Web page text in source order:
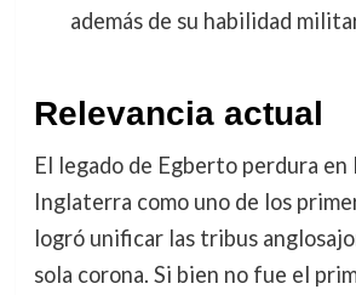
además de su habilidad
Relevancia actual
El legado de Egberto perdura en
Inglaterra como uno de los
logró unificar las tribus
sola corona. Si bien no fue el